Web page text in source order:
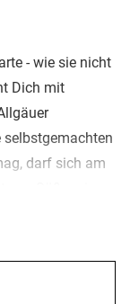
- wie sie nicht
Dich mit
darf sich am
mit